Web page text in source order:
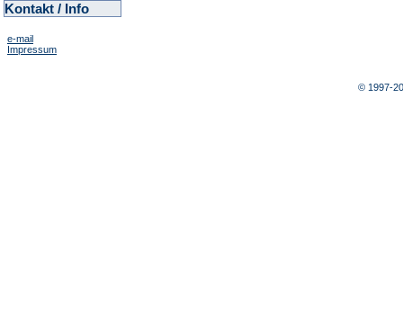
Kontakt / Info
e-mail
Impressum
© 1997-